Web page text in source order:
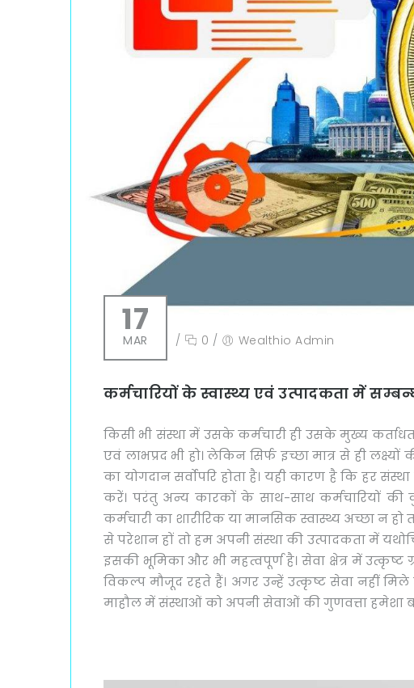
17
MAR / 0 / Wealthio Admin
कर्मचारियों के स्वास्थ्य एवं उत्पादकता में
किसी भी संस्था में उसके कर्मचारी ही उसके मुख्य
एवं लाभप्रद भी हो। लेकिन सिर्फ इच्छा मात्र से ही
का योगदान सर्वोपरि होता है। यही कारण है कि हर
करें। परंतु अन्य कारकों के साथ-साथ कर्मचारियों की
कर्मचारी का शारीरिक या मानसिक स्वास्थ्य अच्छा न
से परेशान हों तो हम अपनी संस्था की उत्पादकता में
इसकी भूमिका और भी महत्वपूर्ण है। सेवा क्षेत्र में
विकल्प मौजूद रहते हैं। अगर उन्हें उत्कृष्ट सेवा नहीं मिले
माहौल में संस्थाओं को अपनी सेवाओं की गुणवत्ता हमेशा